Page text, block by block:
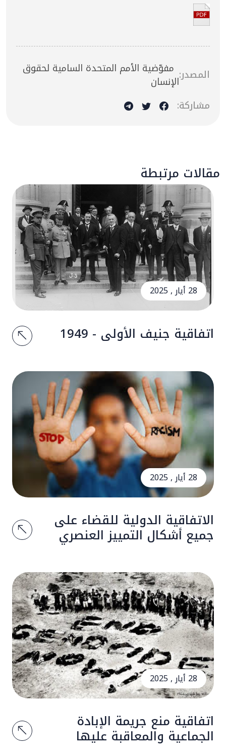
المصدر: مفوّضية الأمم المتحدة السامية لحقوق
الإنسان
مشاركة:
مقالات مرتبطة
28 أيار , 2025
اتفاقية جنيف الأولى - 1949
28 أيار , 2025
الاتفاقية الدولية للقضاء على
جميع أشكال التمييز العنصري
28 أيار , 2025
اتفاقية منع جريمة الإبادة
الجماعية والمعاقبة عليها